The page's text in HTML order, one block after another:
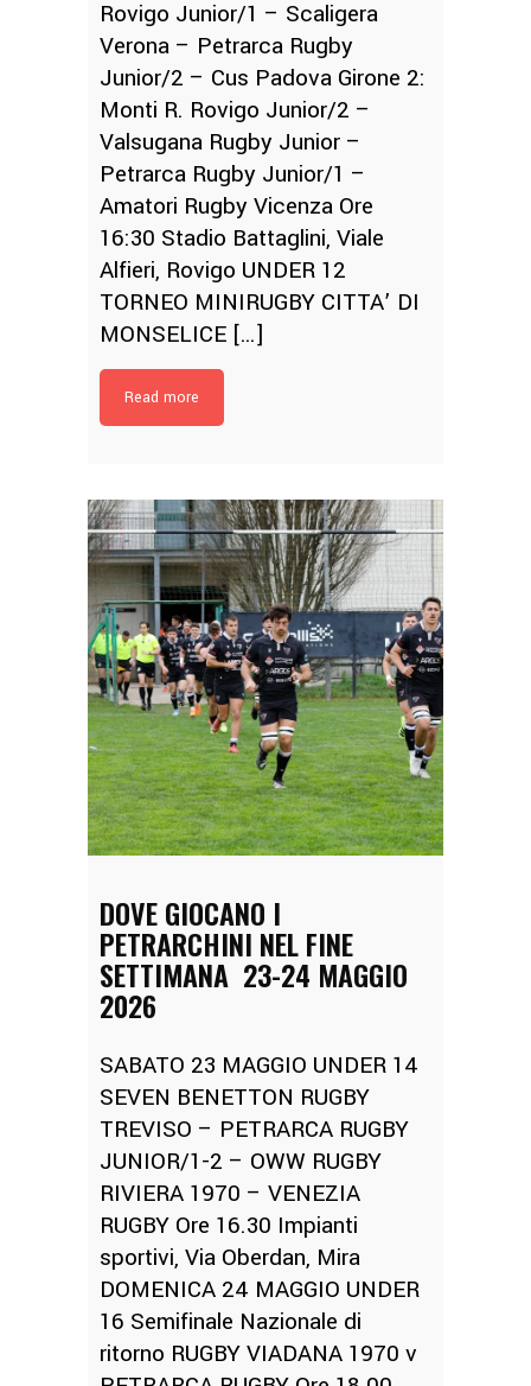
Rovigo Junior/1 – Scaligera
Verona – Petrarca Rugby
Junior/2 – Cus Padova Girone 2:
Monti R. Rovigo Junior/2 –
Valsugana Rugby Junior –
Petrarca Rugby Junior/1 –
Amatori Rugby Vicenza Ore
16:30 Stadio Battaglini, Viale
Alfieri, Rovigo UNDER 12
TORNEO MINIRUGBY CITTA’ DI
MONSELICE […]
Read more
DOVE GIOCANO I
PETRARCHINI NEL FINE
SETTIMANA 23-24 MAGGIO
2026
SABATO 23 MAGGIO UNDER 14
SEVEN BENETTON RUGBY
TREVISO – PETRARCA RUGBY
JUNIOR/1-2 – OWW RUGBY
RIVIERA 1970 – VENEZIA
RUGBY Ore 16.30 Impianti
sportivi, Via Oberdan, Mira
DOMENICA 24 MAGGIO UNDER
16 Semifinale Nazionale di
ritorno RUGBY VIADANA 1970 v